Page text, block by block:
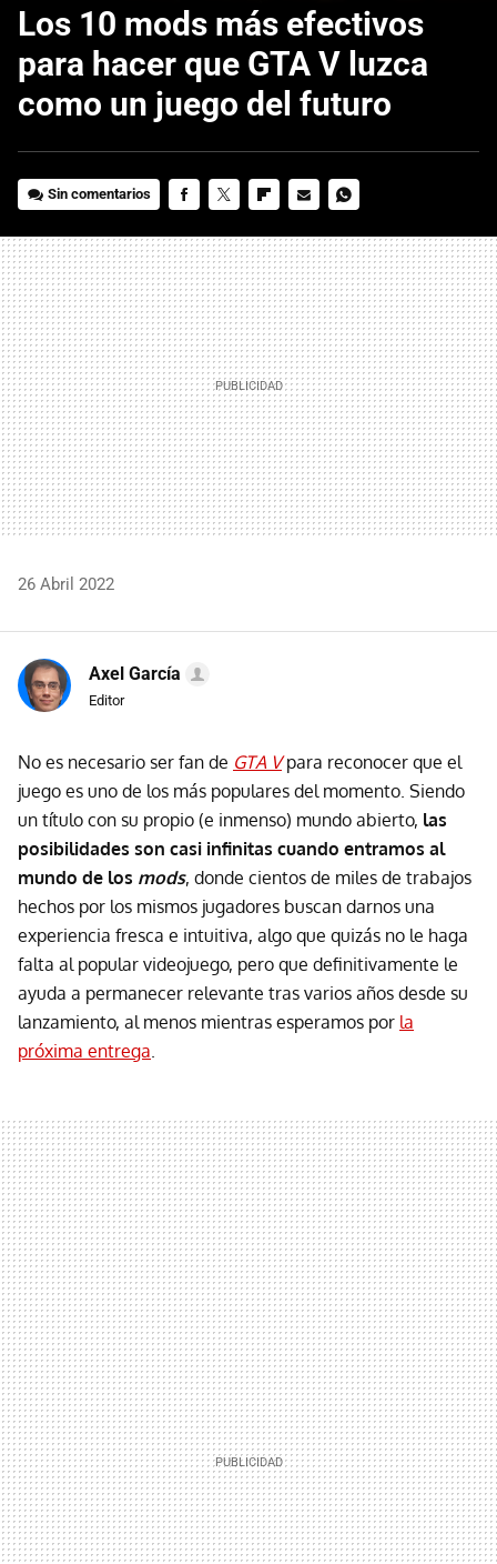
Los 10 mods más efectivos
para hacer que GTA V luzca
como un juego del futuro
Sin comentarios
MAIL
26 Abril 2022
Axel García
Editor
No es necesario ser fan de GTA Vpara reconocer que el
juego es uno de los más populares del momento. Siendo
un título con su propio (e inmenso) mundo abierto, las
posibilidades son casi infinitas cuando entramos al
mundo de los mods, donde cientos de miles de trabajos
hechos por los mismos jugadores buscan darnos una
experiencia fresca e intuitiva, algo que quizás no le haga
falta al popular videojuego, pero que definitivamente le
ayuda a permanecer relevante tras varios años desde su
lanzamiento, al menos mientras esperamos por la
próxima entrega